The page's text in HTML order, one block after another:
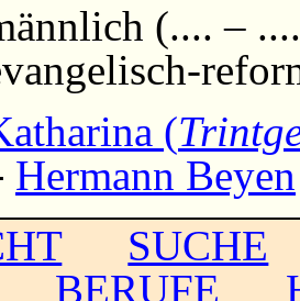
(.... –
(
Hermann Beyen
SUCHE
BERUFE